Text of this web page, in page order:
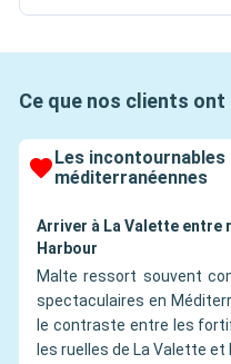
Ce que nos clients ont
Les
méditerranéennes
Arriver à La Valette entre
Harbour
Malte ressort souvent
spectaculaires en
le contraste entre les
les ruelles de La Valette